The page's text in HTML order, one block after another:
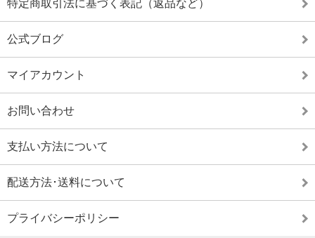
特定商取引法に基づく表記（返品など）
公式ブログ
マイアカウント
お問い合わせ
支払い方法について
配送方法･送料について
プライバシーポリシー